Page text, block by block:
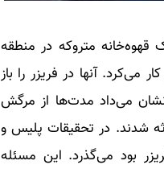
بازسازی یک قهوه‌خانه متروکه در منطقه
می‌کرد. آنها در فریزر را باز
نشان می‌داد مدت‌ها از مرگش
شدند. در تحقیقات پلیس و
که جسدش در فریزر بود می‌گذرد. این مسئله